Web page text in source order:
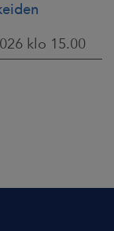
klo 15.00